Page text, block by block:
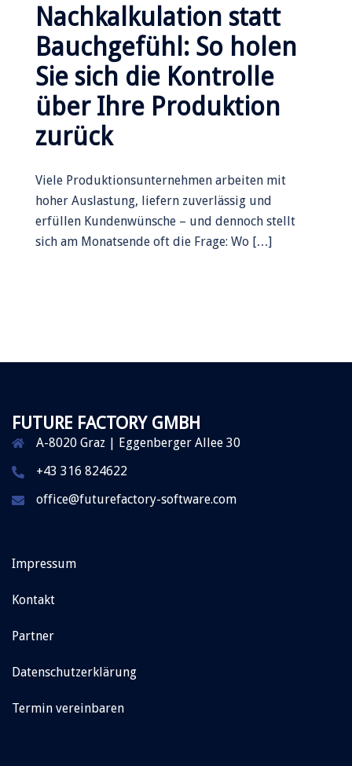
Nachkalkulation statt
Bauchgefühl: So holen
Sie sich die Kontrolle
über Ihre Produktion
zurück
Viele Produktionsunternehmen arbeiten mit
hoher Auslastung, liefern zuverlässig und
erfüllen Kundenwünsche – und dennoch stellt
sich am Monatsende oft die Frage: Wo […]
FUTURE FACTORY GMBH
A-8020 Graz | Eggenberger Allee 30
+43 316 824622
office@futurefactory-software.com
Impressum
Kontakt
Partner
Datenschutzerklärung
Termin vereinbaren